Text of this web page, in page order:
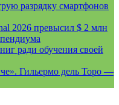
разрядку смартфонов
2026 превысил $ 2 млн
ради обучения своей
Гильермо дель Торо —